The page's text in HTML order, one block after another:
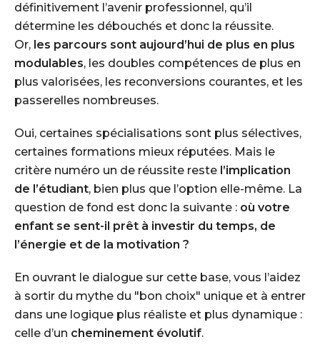
définitivement l’avenir professionnel, qu’il
détermine les débouchés et donc la réussite.
Or, les parcours sont aujourd’hui de plus en plus
modulables, les doubles compétences de plus en
plus valorisées, les reconversions courantes, et les
passerelles nombreuses.
Oui, certaines spécialisations sont plus sélectives,
certaines formations mieux réputées. Mais le
critère numéro un de réussite reste l’implication
de l’étudiant, bien plus que l’option elle-même. La
question de fond est donc la suivante : où votre
enfant se sent-il prêt à investir du temps, de
l’énergie et de la motivation ?
En ouvrant le dialogue sur cette base, vous l’aidez
à sortir du mythe du "bon choix" unique et à entrer
dans une logique plus réaliste et plus dynamique :
celle d’un cheminement évolutif.